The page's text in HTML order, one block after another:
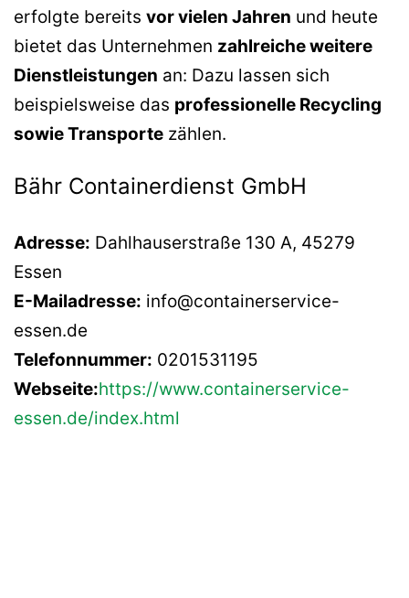
erfolgte bereits vor vielen Jahren und heute
bietet das Unternehmen zahlreiche weitere
Dienstleistungen an: Dazu lassen sich
beispielsweise das professionelle Recycling
sowie Transporte zählen.
Bähr Containerdienst GmbH
Adresse: Dahlhauserstraße 130 A, 45279
Essen
E-Mailadresse: info@containerservice-
essen.de
Telefonnummer: 0201531195
Webseite:https://www.containerservice-
essen.de/index.html